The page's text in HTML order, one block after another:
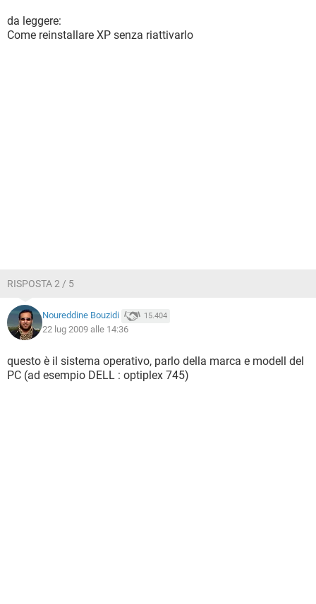
da leggere:
Come reinstallare XP senza riattivarlo
RISPOSTA 2 / 5
Noureddine Bouzidi 15.404
22 lug 2009 alle 14:36
questo è il sistema operativo, parlo della marca e modell del
PC (ad esempio DELL : optiplex 745)